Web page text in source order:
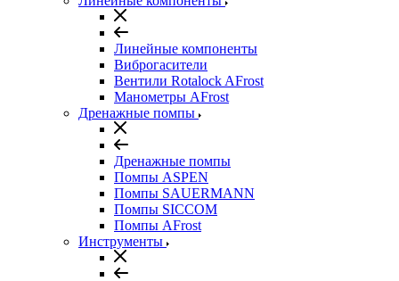
Линейные компоненты
Виброгасители
Вентили Rotalock AFrost
Манометры AFrost
Дренажные помпы
Дренажные помпы
Помпы ASPEN
Помпы SAUERMANN
Помпы SICCOM
Помпы AFrost
Инструменты